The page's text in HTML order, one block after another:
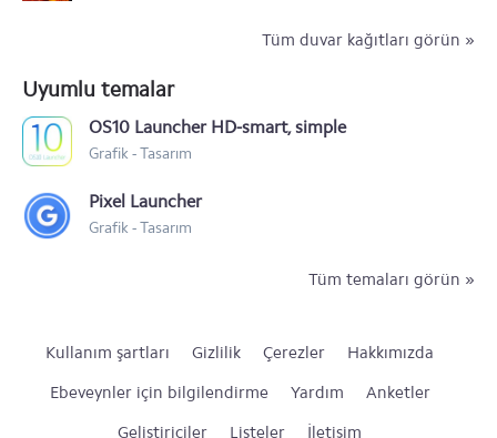
Tüm duvar kağıtları görün »
Uyumlu temalar
OS10 Launcher HD-smart, simple
Grafik - Tasarım
Pixel Launcher
Grafik - Tasarım
Tüm temaları görün »
Kullanım şartları Gizlilik Çerezler
Hakkımızda
Ebeveynler için bilgilendirme
Yardım
Anketler
Geliştiriciler
Listeler İletişim